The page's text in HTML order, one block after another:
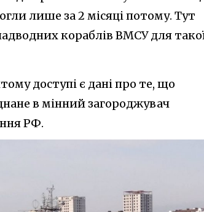
лише за 2 місяці потому. Тут
кораблів ВМСУ для
доступі є дані про те, що
в мінний загороджувач
РФ.